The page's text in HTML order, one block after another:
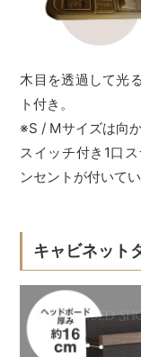
木目を透過して光
ト付き。
※S / Mサイズは向
スイッチ付き1口
ンセントが付いてい
キャビネット